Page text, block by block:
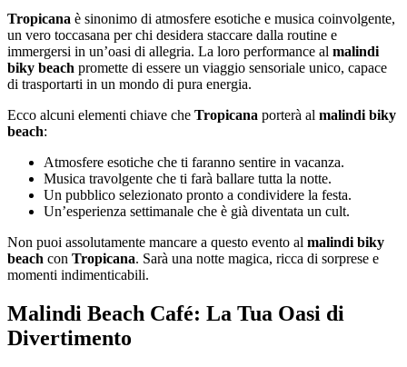
Tropicana è sinonimo di atmosfere esotiche e musica coinvolgente,
un vero toccasana per chi desidera staccare dalla routine e
immergersi in un’oasi di allegria. La loro performance al malindi
biky beach promette di essere un viaggio sensoriale unico, capace
di trasportarti in un mondo di pura energia.
Ecco alcuni elementi chiave che Tropicana porterà al malindi biky
beach:
Atmosfere esotiche che ti faranno sentire in vacanza.
Musica travolgente che ti farà ballare tutta la notte.
Un pubblico selezionato pronto a condividere la festa.
Un’esperienza settimanale che è già diventata un cult.
Non puoi assolutamente mancare a questo evento al malindi biky
beach con Tropicana. Sarà una notte magica, ricca di sorprese e
momenti indimenticabili.
Malindi Beach Café: La Tua Oasi di
Divertimento